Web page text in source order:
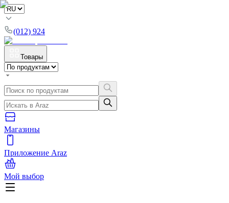
(012) 924
Товары
Магазины
Приложение Araz
Мой выбор